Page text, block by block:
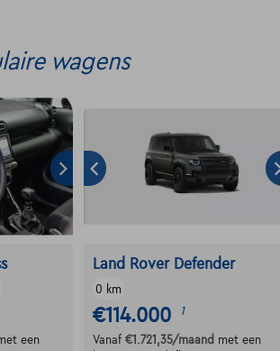
wagens
een
Land Rover Defender
0 km
€114.000 1
Vanaf €1.721,35/maand met een